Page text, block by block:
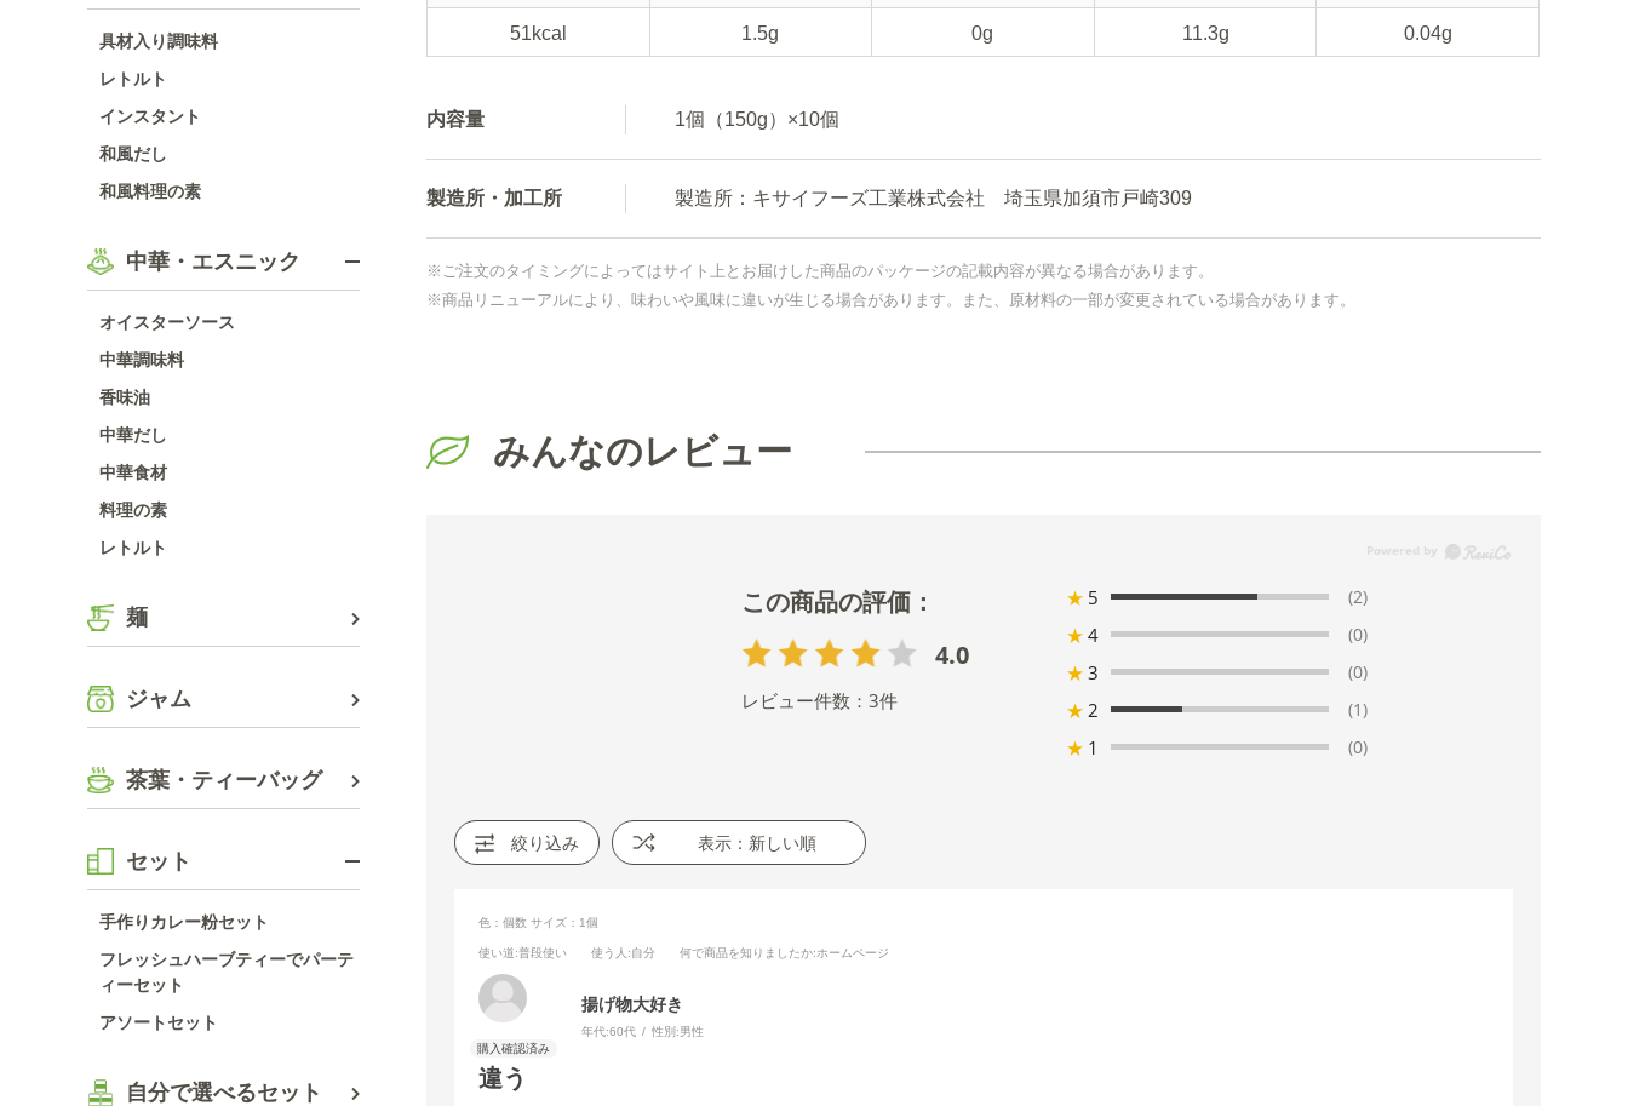
具材入り調味料
レトルト
インスタント
和風だし
和風料理の素
中華・エスニック
オイスターソース
中華調味料
香味油
中華だし
中華食材
料理の素
レトルト
麺
ジャム
茶葉・ティーバッグ
セット
手作りカレー粉セット
フレッシュハーブティーでパーテ
ィーセット
アソートセット
自分で選べるセット
51kcal 1.5g 0g 11.3g 0.04g
内容量 1個（150g）×10個
製造所・加工所 製造所：キサイフーズ工業株式会社 埼玉県加須市戸崎309
※ご注文のタイミングによってはサイト上とお届けした商品のパッケージの記載内容が異なる場合があります。
※商品リニューアルにより、味わいや風味に違いが生じる場合があります。また、原材料の一部が変更されている場合があります。
みんなのレビュー
4.0
レビュー件数： 3件
★ 5 (2)
★ 4 (0)
★ 3 (0)
★ 2 (1)
★ 1 (0)
絞り込み 表示：新しい順
違う
色：個数 サイズ：1個
使い道:普段使い 使う人 :自分 何で商品を知りましたか:ホームページ
揚げ物大好き
年代:60代 性別:男性